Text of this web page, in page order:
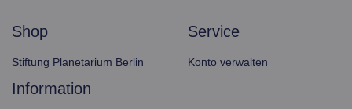
shop
Stiftung Planetarium Berlin
service
Konto verwalten
information